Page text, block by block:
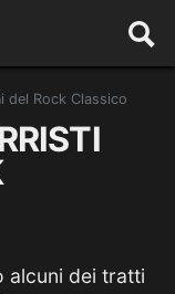
del Rock Classico
alcuni dei tratti